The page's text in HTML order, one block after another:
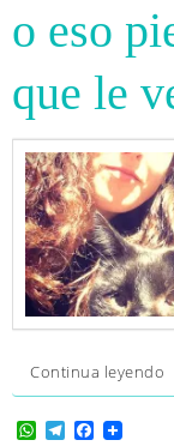
o eso
que le
Continua leyendo
W